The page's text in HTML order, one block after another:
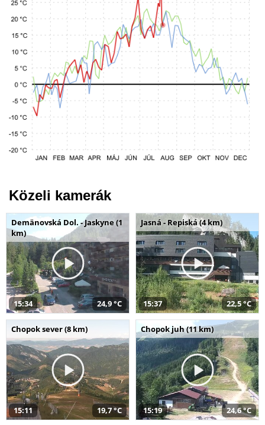
Közeli kamerák
Demänovská Dol. - Jaskyne (1
km)
15:34 24,9 °C
Jasná - Repiská (4 km)
15:37 22,5 °C
Chopok sever (8 km)
15:11 19,7 °C
Chopok juh (11 km)
15:19 24,6 °C